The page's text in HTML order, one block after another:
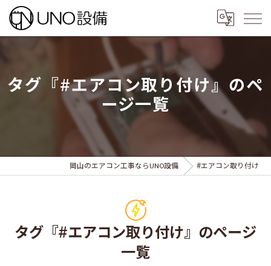
タグ『#エアコン取り付け』のペ
ージ一覧
岡山のエアコン工事ならUNO設備 #エアコン取り付け
タグ『#エアコン取り付け』のページ
一覧